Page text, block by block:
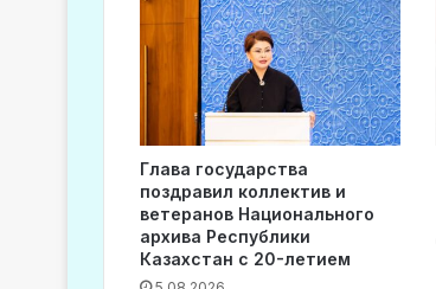
Глава государства
поздравил коллектив и
ветеранов Национального
архива Республики
Казахстан с 20-летием